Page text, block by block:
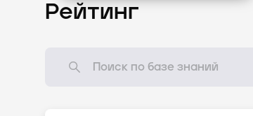
Рейтинг